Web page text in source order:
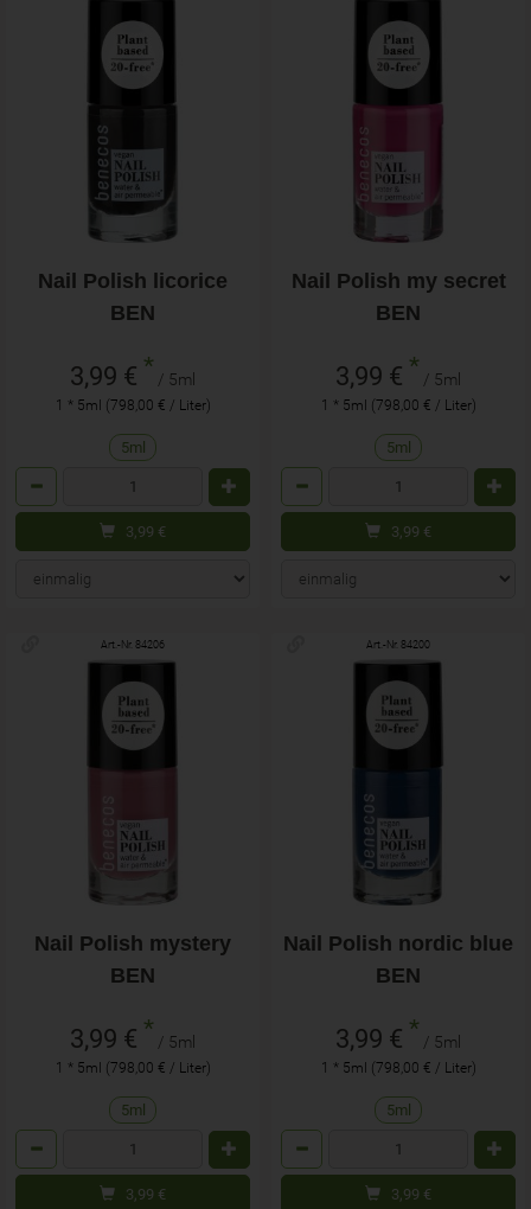
Nail Polish licorice
BEN
3,99 € * / 5ml
1 * 5ml (798,00 € / Liter)
5ml
3,99 €
Nail Polish my secret
BEN
3,99 € * / 5ml
1 * 5ml (798,00 € / Liter)
5ml
3,99 €
Art.-Nr. 84206
Nail Polish mystery
BEN
3,99 € * / 5ml
1 * 5ml (798,00 € / Liter)
5ml
3,99 €
Art.-Nr. 84200
Nail Polish nordic blue
BEN
3,99 € * / 5ml
1 * 5ml (798,00 € / Liter)
5ml
3,99 €